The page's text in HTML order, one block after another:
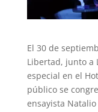
El 30 de
Libertad, junto a
especial en el
público se
ensayista